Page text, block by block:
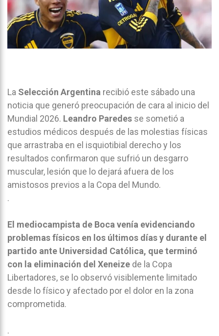
La Selección Argentina recibió este sábado una
noticia que generó preocupación de cara al inicio del
Mundial 2026. Leandro Paredes se sometió a
estudios médicos después de las molestias físicas
que arrastraba en el isquiotibial derecho y los
resultados confirmaron que sufrió un desgarro
muscular, lesión que lo dejará afuera de los
amistosos previos a la Copa del Mundo.
.
El mediocampista de Boca venía evidenciando
problemas físicos en los últimos días y durante el
partido ante Universidad Católica, que terminó
con la eliminación del Xeneize de la Copa
Libertadores, se lo observó visiblemente limitado
desde lo físico y afectado por el dolor en la zona
comprometida.
.